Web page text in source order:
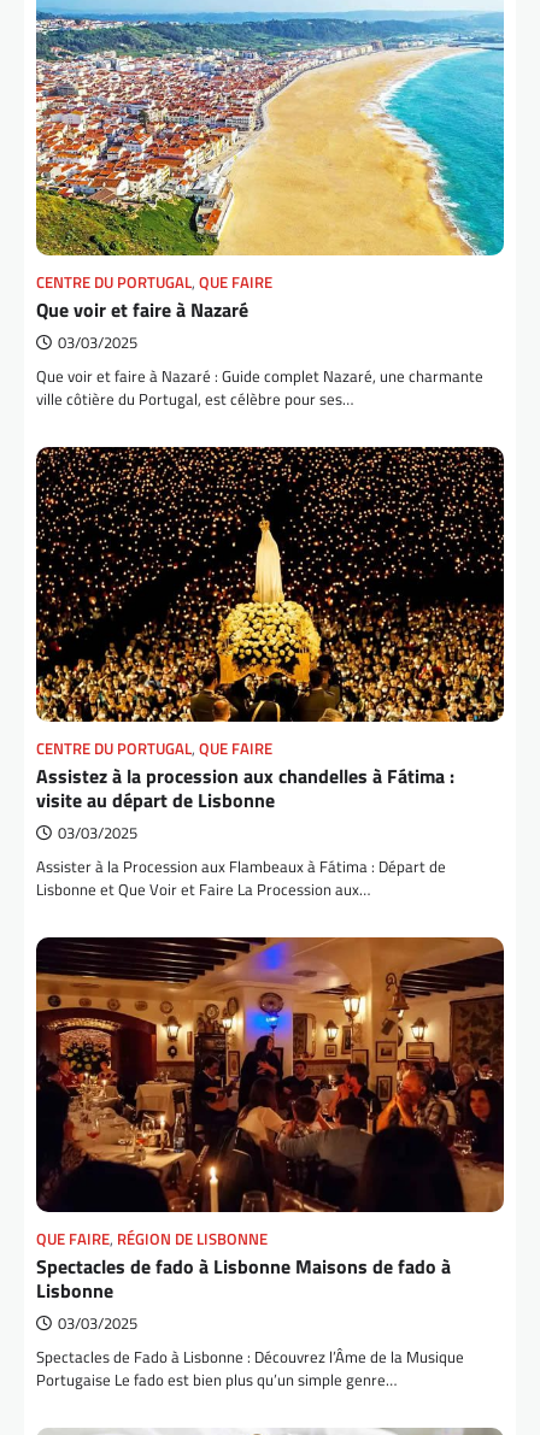
CENTRE DU PORTUGAL, QUE FAIRE
Que voir et faire à Nazaré
03/03/2025
Que voir et faire à Nazaré : Guide complet Nazaré, une charmante
ville côtière du Portugal, est célèbre pour ses…
CENTRE DU PORTUGAL, QUE FAIRE
Assistez à la procession aux chandelles à Fátima :
visite au départ de Lisbonne
03/03/2025
Assister à la Procession aux Flambeaux à Fátima : Départ de
Lisbonne et Que Voir et Faire La Procession aux…
QUE FAIRE, RÉGION DE LISBONNE
Spectacles de fado à Lisbonne Maisons de fado à
Lisbonne
03/03/2025
Spectacles de Fado à Lisbonne : Découvrez l’Âme de la Musique
Portugaise Le fado est bien plus qu’un simple genre…